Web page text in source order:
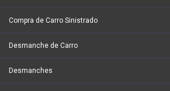
Compra de Carro Sinistrado
Desmanche de Carro
Desmanches